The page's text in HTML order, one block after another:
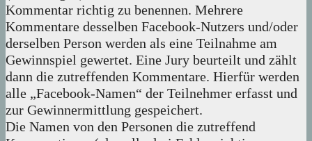
Kommentar richtig zu benennen. Mehrere
Kommentare desselben Facebook-Nutzers und/oder
derselben Person werden als eine Teilnahme am
Gewinnspiel gewertet. Eine Jury beurteilt und zählt
dann die zutreffenden Kommentare. Hierfür werden
alle „Facebook-Namen“ der Teilnehmer erfasst und
zur Gewinnermittlung gespeichert.
Die Namen von den Personen die zutreffend